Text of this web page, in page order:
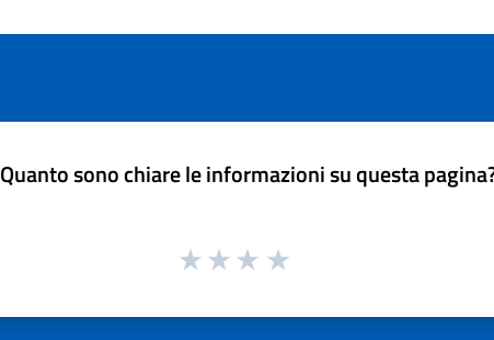
Quanto sono chiare le informazioni su questa